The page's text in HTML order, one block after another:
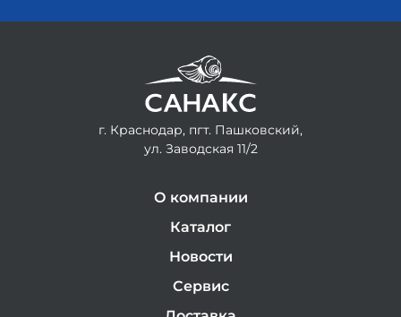
г. Краснодар, пгт. Пашковский,
ул. Заводская 11/2
О компании
Каталог
Новости
Сервис